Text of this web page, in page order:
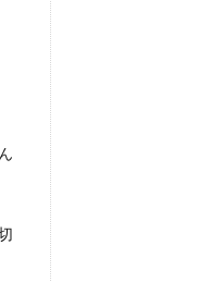
が多く見られるようになりました。